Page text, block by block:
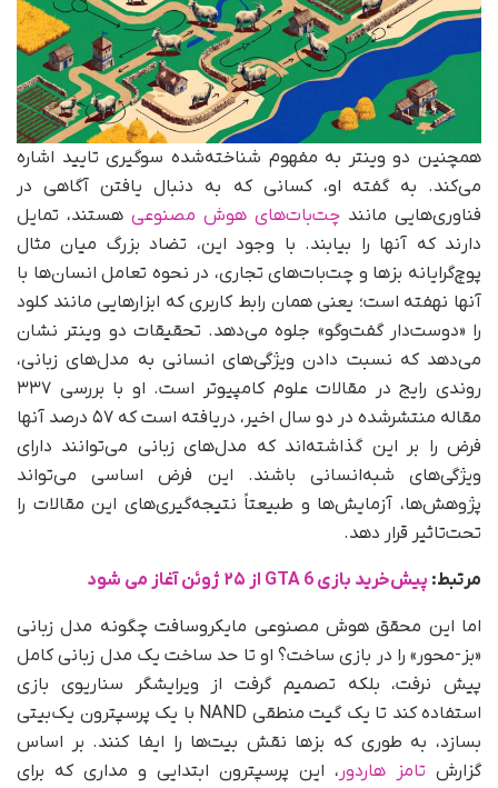
همچنین دو وینتر به مفهوم شناخته‌شده سوگیری تایید اشاره
می‌کند. به گفته او، کسانی که به دنبال یافتن آگاهی در
فناوری‌هایی مانند چت‌بات‌های هوش مصنوعی هستند، تمایل
دارند که آنها را بیابند. با وجود این، تضاد بزرگ میان مثال
پوچ‌گرایانه بزها و چت‌بات‌های تجاری، در نحوه تعامل انسان‌ها با
آنها نهفته است؛ یعنی همان رابط کاربری که ابزارهایی مانند کلود
را «دوست‌دار گفت‌وگو» جلوه می‌دهد. تحقیقات دو وینتر نشان
می‌دهد که نسبت دادن ویژگی‌های انسانی به مدل‌های زبانی،
روندی رایج در مقالات علوم کامپیوتر است. او با بررسی ۳۳۷
مقاله منتشرشده در دو سال اخیر، دریافته است که ۵۷ درصد آنها
فرض را بر این گذاشته‌اند که مدل‌های زبانی می‌توانند دارای
ویژگی‌های شبه‌انسانی باشند. این فرض اساسی می‌تواند
پژوهش‌ها، آزمایش‌ها و طبیعتاً نتیجه‌گیری‌های این مقالات را
تحت‌تاثیر قرار دهد.
مرتبط: پیش‌‌خرید بازی GTA 6 از ۲۵ ژوئن آغاز می‌‌ شود
اما این محقق هوش مصنوعی مایکروسافت چگونه مدل زبانی
«بز-محور» را در بازی ساخت؟ او تا حد ساخت یک مدل زبانی کامل
پیش نرفت، بلکه تصمیم گرفت از ویرایشگر سناریوی بازی
استفاده کند تا یک گیت منطقی NAND با یک پرسپترون یک‌بیتی
بسازد، به‌ طوری که بزها نقش بیت‌ها را ایفا کنند. بر اساس
گزارش تامز هاردور ، این پرسپترون ابتدایی و مداری که برای